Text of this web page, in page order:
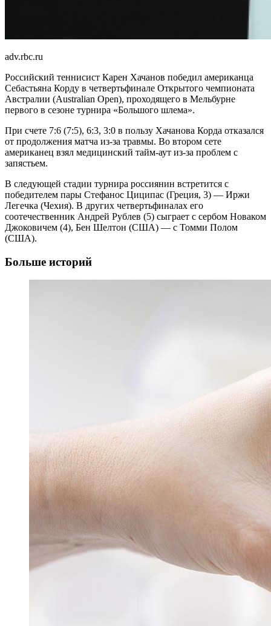
adv.rbc.ru
Российский теннисист Карен Хачанов победил американца
Себастьяна Корду в четвертьфинале Открытого чемпионата
Австралии (Australian Open), проходящего в Мельбурне
первого в сезоне турнира «Большого шлема».
При счете 7:6 (7:5), 6:3, 3:0 в пользу Хачанова Корда отказался
от продолжения матча из-за травмы. Во втором сете
американец взял медицинский тайм-аут из-за проблем с
запястьем.
В следующей стадии турнира россиянин встретится с
победителем пары Стефанос Циципас (Греция, 3) — Иржи
Легечка (Чехия). В других четвертьфиналах его
соотечественник Андрей Рублев (5) сыграет с сербом Новаком
Джоковичем (4), Бен Шелтон (США) — с Томми Полом
(США).
Больше историй